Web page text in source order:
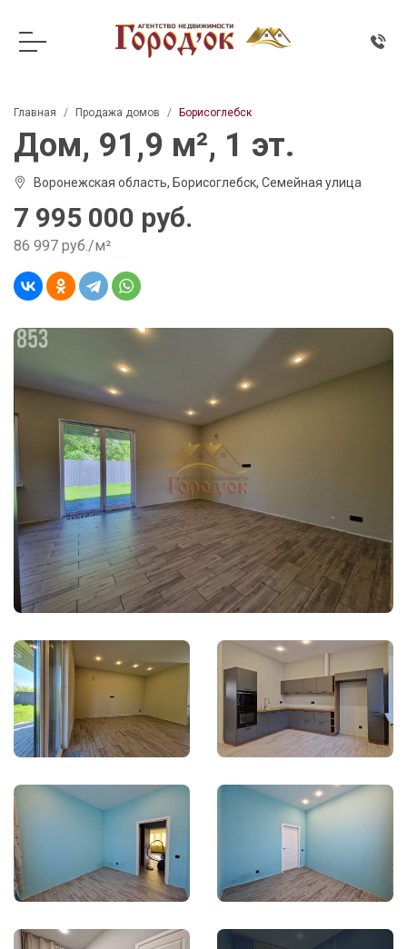
Главная Продажа домов Борисоглебск
Дом, 91,9 м², 1 эт.
Воронежская область, Борисоглебск, Семейная улица
7 995 000 руб.
86 997 руб./м²